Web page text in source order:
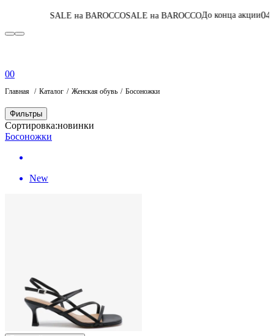
SALE на BAROCCOSALE на BAROCCOДо конца акции04:04:06:28
00
Главная Каталог Женская обувь Босоножки
Фильтры
Сортировка:новинки
Босоножки
New